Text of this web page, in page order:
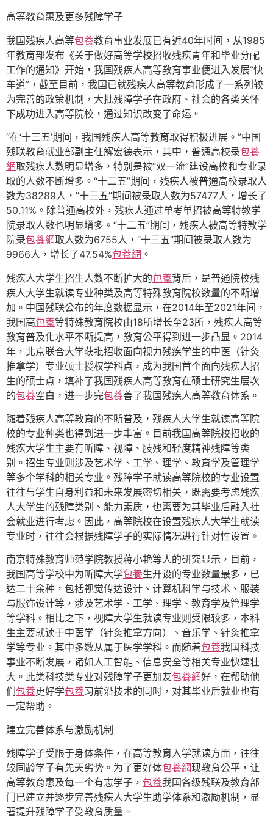
高等教育惠及更多残障学子
我国残疾人高等包養教育事业发展已有近40年时间，从1985
年教育部发布《关于做好高等学校招收残疾青年和毕业分配
工作的通知》开始，我国残疾人高等教育事业便进入发展“快
车道”，截至目前，我国已就残疾人高等教育形成了一系列较
为完善的政策机制，大批残障学子在政府、社会的各类关怀
下成功进入高等院校，通过知识改变了命运。
“在‘十三五’期间，我国残疾人高等教育取得积极进展。”中国
残联教育就业部副主任解宏德表示，其中，普通高校录包養
網取残疾人数明显增多，特别是被“双一流”建设高校和专业录
取的人数不断增多。“十二五”期间，残疾人被普通高校录取人
数为38289人，“十三五”期间被录取人数为57477人，增长了
50.11%。除普通高校外，残疾人通过单考单招被高等特教学
院录取人数也明显增多。“十二五”期间，残疾人被高等特教学
院录包養網取人数为6755人，“十三五”期间被录取人数为
9966人，增长了47.54%包養網 。
残疾人大学生招生人数不断扩大的包養背后，是普通院校残
疾人大学生就读专业种类及高等特殊教育院校数量的不断增
加。中国残联公布的年度数据显示，在2014年至2021年间，
我国高包養等特殊教育院校由18所增长至23所，残疾人高等
教育普及化水平不断提高，教育公平得到进一步凸显。2014
年，北京联合大学获批招收面向视力残疾学生的中医（针灸
推拿学）专业硕士授权学科点，成为我国首个面向残疾人招
生的硕士点，填补了我国残疾人高等教育在硕士研究生层次
的包養空白，进一步完包養善了我国残疾人高等教育体系。
随着残疾人高等教育的不断普及，残疾人大学生就读高等院
校的专业种类也得到进一步丰富。目前我国高等院校招收的
残疾大学生主要有听障、视障、肢残和轻度精神残障等类
别。招生专业则涉及艺术学、工学、理学、教育学及管理学
等多个学科的相关专业。残障学子就读高等院校的专业设置
往往与学生自身利益和未来发展密切相关，既需要考虑残疾
人大学生的残障类别、能力素质，也需要为其毕业后融入社
会就业进行考虑。因此，高等院校在设置残疾人大学生就读
专业时，往往会根据残障学子的实际情况进行针对性设置。
南京特殊教育师范学院教授蒋小艳等人的研究显示，目前，
我国高等学校中为听障大学包養生开设的专业数量最多，已
达二十余种，包括视觉传达设计、计算机科学与技术、服装
与服饰设计等，涉及艺术学、工学、理学、教育学及管理学
等学科。相比之下，视障大学生就读专业则受限较多，本科
生主要就读于中医学（针灸推拿方向）、音乐学、针灸推拿
学等专业。其中多数从属于医学学科。而随着包養我国科技
事业不断发展，诸如人工智能、信息安全等相关专业快速壮
大。此类科技类专业对残障学子更加友包養網好，在帮助他
们包養更好学包養习前沿技术的同时，对其毕业后就业也有
一定帮助。
建立完善体系与激励机制
残障学子受限于身体条件，在高等教育入学就读方面，往往
较同龄学子有先天劣势。为了更好体包養網现教育公平，让
高等教育惠及每一个有志学子， 包養我国各级残联及教育部
门已建立并逐步完善残疾人大学生助学体系和激励机制，显
著提升残障学子受教育质量。